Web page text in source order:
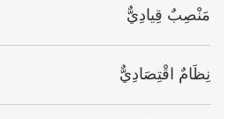
مَنْصِبٌ قِيادِيٌّ
نِظَامٌ اقْتِصَادِيٌّ